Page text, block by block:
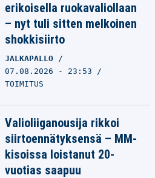
erikoisella ruokavaliollaan
– nyt tuli sitten melkoinen
shokkisiirto
JALKAPALLO
07.08.2026 - 23:53
TOIMITUS
Valioliiganousija rikkoi
siirtoennätyksensä – MM-
kisoissa loistanut 20-
vuotias saapuu